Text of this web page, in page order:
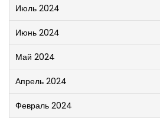
Июль 2024
Июнь 2024
Май 2024
Апрель 2024
Февраль 2024